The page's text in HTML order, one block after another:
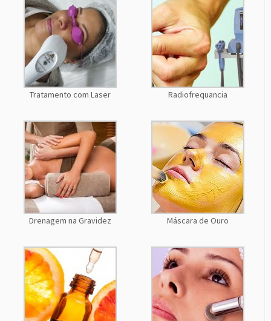
Tratamento com Laser Radiofrequancia
Drenagem na Gravidez Máscara de Ouro